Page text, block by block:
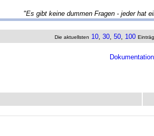
"Es gibt keine dummen Fragen - jeder hat
Die aktuellsten 10, 30, 50, 100
Dokumentation